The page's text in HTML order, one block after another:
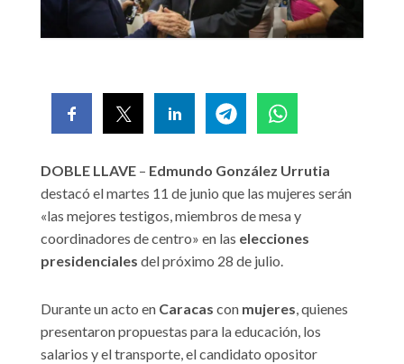
DOBLE LLAVE – Edmundo González Urrutia
destacó el martes 11 de junio que las mujeres serán
«las mejores testigos, miembros de mesa y
coordinadores de centro» en las elecciones
presidenciales del próximo 28 de julio.
Durante un acto en Caracas con mujeres, quienes
presentaron propuestas para la educación, los
salarios y el transporte, el candidato opositor